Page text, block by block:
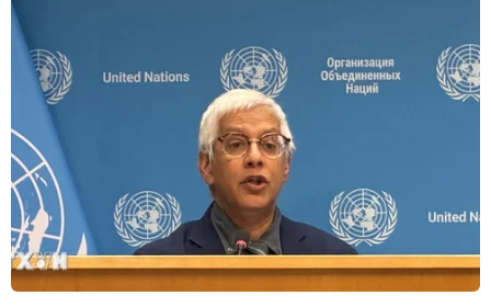
#Cisco #Internet của vạn vật #GDP
#Internet
#Kết nối
#Thông minh
#An toàn
#Dịch vụ đồng bộ hóa
#Kinh doanh chiến lược
#Mạng xã hội
#Điện toán đám mây
#Phân tích dữ liệu lớn